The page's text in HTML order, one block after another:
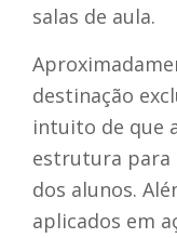
salas de aula.
destinação
intuito de que
estrutura para
dos alunos.
aplicados em